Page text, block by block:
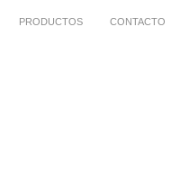
PRODUCTOS CONTACTO